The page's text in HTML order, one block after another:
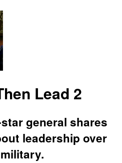
Lead 2
general shares
leadership over